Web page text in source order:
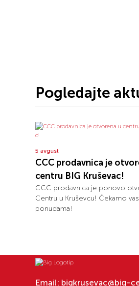
Pogledajte
5 avgust
CCC prodavnica je
centru BIG Kruševac!
CCC prodavnica je ponovo
Centru u Kruševcu! Čekamo
ponudama!
Email: bigkrusevac@big-